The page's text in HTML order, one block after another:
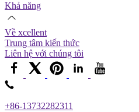
Khả năng
Về xcellent
Trung tâm kiến ​​thức
Liên hệ với chúng tôi
+86-13732282311